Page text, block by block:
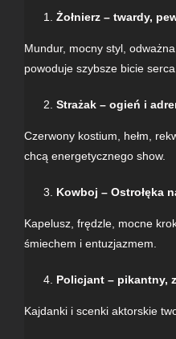
Żołnierz – twardy,
Mundur, mocny styl,
powoduje szybsze bicie serca.
Strażak – ogień i
Czerwony kostium, hełm,
chcą energetycznego show.
Kowboj – Ostrołęka
Kapelusz, frędzle, mocne
śmiechem i entuzjazmem.
Policjant – pikantny,
Kajdanki i scenki aktorskie